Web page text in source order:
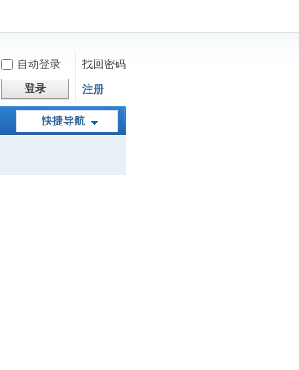
自动登录
找回密码
登录 注册
快捷导航